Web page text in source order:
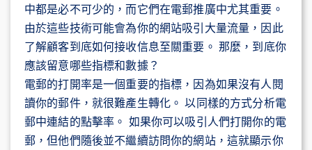
中都是必不可少的，而它們在電郵推廣中尤其重要。
由於這些技術可能會為你的網站吸引大量流量，因此
了解顧客到底如何接收信息至關重要。 那麼，到底你
應該留意哪些指標和數據？
電郵的打開率是一個重要的指標，因為如果沒有人閱
讀你的郵件，就很難產生轉化。 以同樣的方式分析電
郵中連結的點擊率。 如果你可以吸引人們打開你的電
郵，但他們隨後並不繼續訪問你的網站，這就顯示你